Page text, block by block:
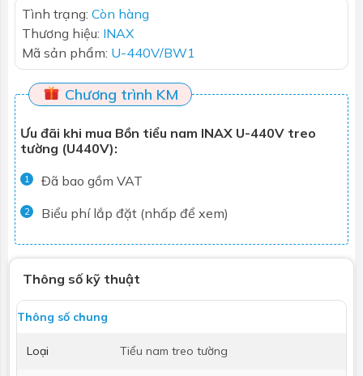
Tình trạng: Còn hàng
Thương hiệu: INAX
Mã sản phẩm: U-440V/BW1
Chương trình KM
Ưu đãi khi mua Bồn tiểu nam INAX U-440V treo
tường (U440V):
1 Đã bao gồm VAT
2 Biểu phí lắp đặt (nhấp để xem)
Thông số kỹ thuật
Thông số chung
Loại Tiểu nam treo tường